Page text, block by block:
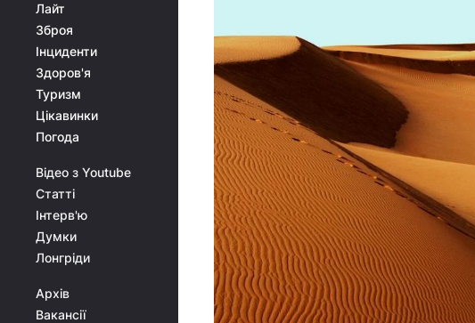
Лайт
Зброя
Інциденти
Здоров'я
Туризм
Цікавинки
Погода
Відео з Youtube
Статті
Інтерв'ю
Думки
Лонгріди
Архів
Вакансії